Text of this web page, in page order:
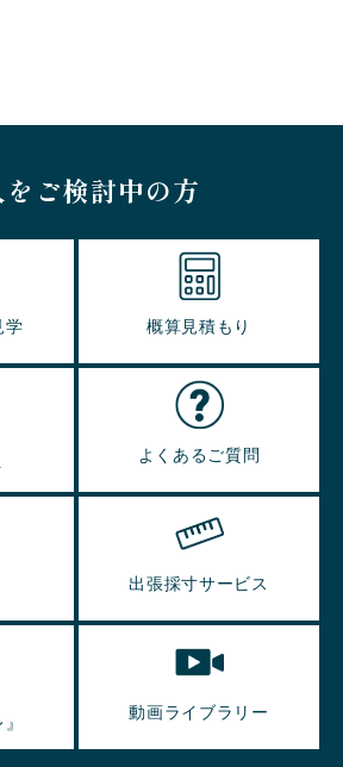
をご検討中の方
学 概算見積もり
よくあるご質問
出張採寸サービス
動画ライブラリー